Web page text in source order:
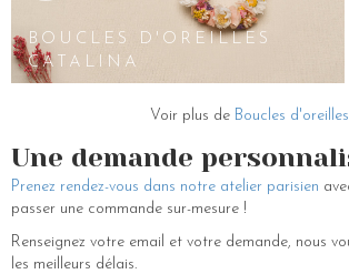
puces, offrant une variété de styles pour s’adapter
préférence. Les boucles d’oreilles en or, ornées
de perles de culture, ou encore de fleurs
sophistication intemporelle à vos oreilles pour vos
Les Couronnes de Victoire, en partenariat avec le
créé un véritable chef-d’œuvre avec les boucles
bijoux féminins, composés avec soin et attention
sont bien plus que des accessoires. Ils incarnent
joaillerie haut de gamme. Offrez-vous ou offrez à
pièces uniques pour célébrer la féminité et
boucles d’oreilles Gina de la collaboration Les
D'OREILLES
JAYA
BOUCLES D'OREILLES
CATALINA
Voir plus de Boucles d'oreilles
Une demande
Prenez rendez-vous dans notre atelier parisien
passer une commande sur-mesure !
Renseignez votre email et votre demande, nous
les meilleurs délais.